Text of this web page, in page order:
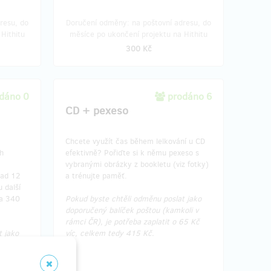
300 Kč
0
12
další
340
jako
prodáno 6
CD + pexeso
Chcete využít čas během lelkování u CD
efektivně? Pořiďte si k němu pexeso s
vybranými obrázky z bookletu (viz fotky)
a trénujte paměť.
Pokud byste chtěli odměnu poslat jako
doporučený balíček poštou (kamkoli v
rámci ČR), je potřeba zaplatit o 65 Kč
víc, celkem tedy 415 Kč.